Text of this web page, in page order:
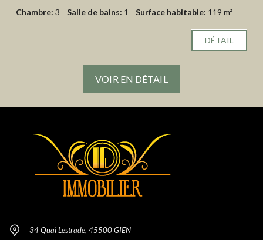
Chambre: 3 Salle de bains: 1 Surface habitable: 119 m²
DÉTAIL
VOIR EN DÉTAIL
34 Quai Lestrade, 45500 GIEN